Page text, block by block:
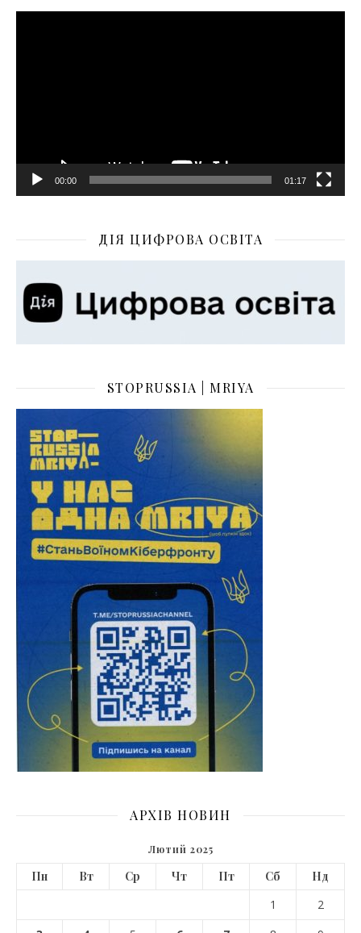
Відеопрогравач
00:00 01:17
ДІЯ ЦИФРОВА ОСВІТА
STOPRUSSIA | MRIYA
АРХІВ НОВИН
Лютий 2025
Пн Вт Ср Чт Пт Сб
Нд
1
2